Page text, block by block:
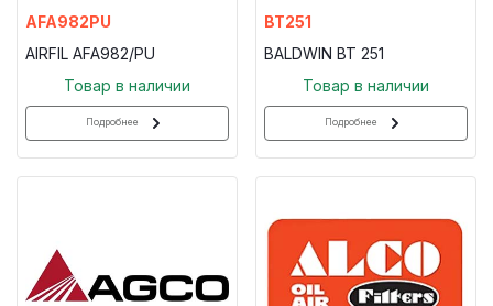
AFA982PU
AIRFIL AFA982/PU
Товар в наличии
Подробнее
BT251
BALDWIN BT 251
Товар в наличии
Подробнее